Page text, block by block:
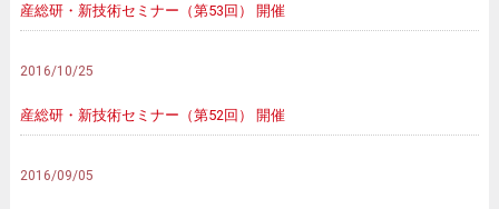
産総研・新技術セミナー（第53回） 開催
2016/10/25
産総研・新技術セミナー（第52回） 開催
2016/09/05